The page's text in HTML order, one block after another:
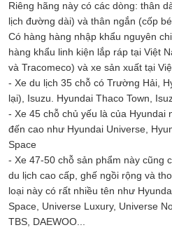
Riêng hãng này có các dòng: thân
lịch đường dài) và thân ngắn (cốp
Có hàng hàng nhập khẩu nguyên
hàng khẩu linh kiện lắp ráp tại Việt
và Tracomeco) và xe sản xuất tại
- Xe du lịch 35 chỗ có Trường Hải,
lại), Isuzu. Hyundai Thaco Town,
- Xe 45 chỗ chủ yếu là của Hyundai
đến cao như Hyundai Universe,
Space
- Xe 47-50 chỗ sản phẩm này cũng
du lịch cao cấp, ghế ngồi rộng và
loại này có rất nhiều tên như
Space, Universe Luxury, Universe
TBS, DAEWOO...